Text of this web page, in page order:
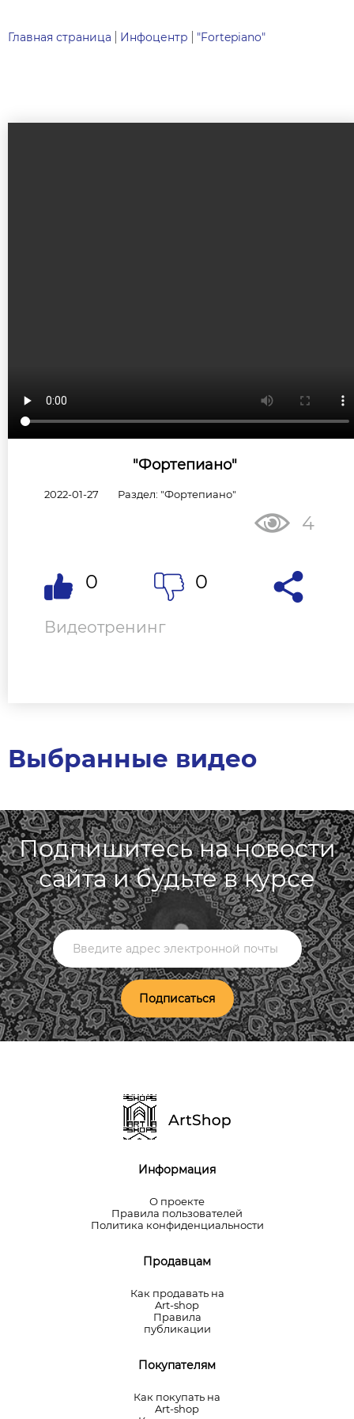
Главная страница Инфоцентр "Fortepiano"
"Фортепиано"
2022-01-27 Раздел: "Фортепиано"
4
0 0
Видеотренинг
Выбранные видео
Подпишитесь на новости
сайта и будьте в курсе
Подписаться
Информация
О проекте
Правила пользователей
Политика конфиденциальности
Продавцам
Как продавать на
Art-shop
Правила
публикации
Покупателям
Как покупать на
Art-shop